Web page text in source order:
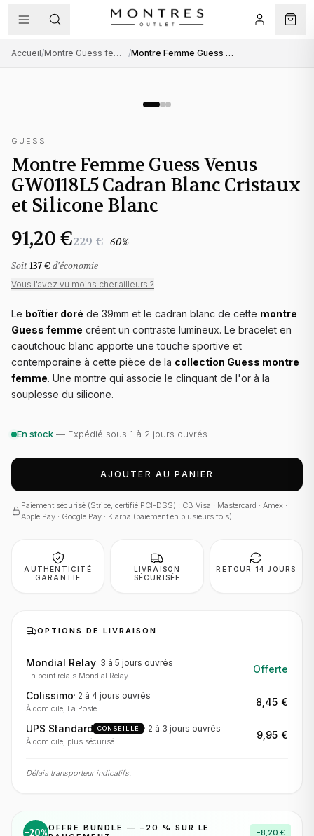
Accueil/ Montre Guess femme / Montre Femme Guess Venus GW0118L5 Cadran Blanc Cristaux et Silicone Blanc
GUESS
Montre Femme Guess Venus
GW0118L5 Cadran Blanc Cristaux
et Silicone Blanc
91,20 €229 €−60%
Soit137 € d'économie
Vous l'avez vu moins cher ailleurs ?
Le boîtier doré de 39mm et le cadran blanc de cette montre
Guess femme créent un contraste lumineux. Le bracelet en
caoutchouc blanc apporte une touche sportive et
contemporaine à cette pièce de la collection Guess montre
femme. Une montre qui associe le clinquant de l'or à la
souplesse du silicone.
En stock — Expédié sous 1 à 2 jours ouvrés
AJOUTER AU PANIER
Paiement sécurisé (Stripe, certifié PCI-DSS) : CB Visa · Mastercard · Amex ·
Apple Pay · Google Pay · Klarna (paiement en plusieurs fois)
AUTHENTICITÉ
GARANTIE
LIVRAISON
SÉCURISÉE
RETOUR 14 JOURS
OPTIONS DE LIVRAISON
Mondial Relay· 3 à 5 jours ouvrés
En point relais Mondial Relay
Offerte
Colissimo· 2 à 4 jours ouvrés
À domicile, La Poste
8,45 €
UPS Standard CONSEILLÉ · 2 à 3 jours ouvrés
À domicile, plus sécurisé
9,95 €
Délais transporteur indicatifs.
−20%OFFRE BUNDLE — − 20 % SUR LE
−8,20 €